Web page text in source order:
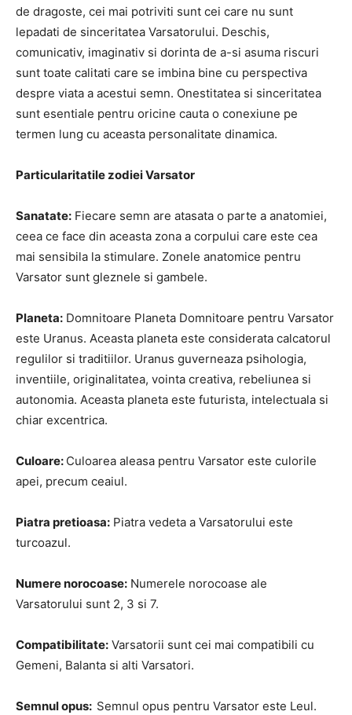
de dragoste, cei mai potriviti sunt cei care nu sunt
lepadati de sinceritatea Varsatorului. Deschis,
comunicativ, imaginativ si dorinta de a-si asuma riscuri
sunt toate calitati care se imbina bine cu perspectiva
despre viata a acestui semn. Onestitatea si sinceritatea
sunt esentiale pentru oricine cauta o conexiune pe
termen lung cu aceasta personalitate dinamica.
Particularitatile zodiei Varsator
Sanatate: Fiecare semn are atasata o parte a anatomiei,
ceea ce face din aceasta zona a corpului care este cea
mai sensibila la stimulare. Zonele anatomice pentru
Varsator sunt gleznele si gambele.
Planeta: Domnitoare Planeta Domnitoare pentru Varsator
este Uranus. Aceasta planeta este considerata calcatorul
regulilor si traditiilor. Uranus guverneaza psihologia,
inventiile, originalitatea, vointa creativa, rebeliunea si
autonomia. Aceasta planeta este futurista, intelectuala si
chiar excentrica.
Culoare: Culoarea aleasa pentru Varsator este culorile
apei, precum ceaiul.
Piatra pretioasa: Piatra vedeta a Varsatorului este
turcoazul.
Numere norocoase: Numerele norocoase ale
Varsatorului sunt 2, 3 si 7.
Compatibilitate: Varsatorii sunt cei mai compatibili cu
Gemeni, Balanta si alti Varsatori.
Semnul opus: Semnul opus pentru Varsator este Leul.